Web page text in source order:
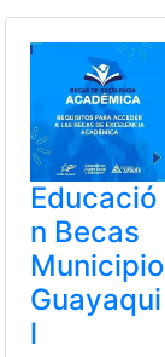
Educació
n Becas
Municipio
Guayaqui
l